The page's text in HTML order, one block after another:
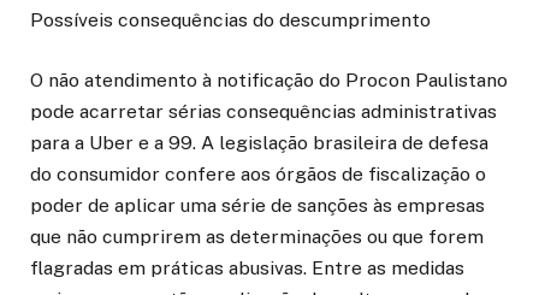
Possíveis consequências do descumprimento
O não atendimento à notificação do Procon Paulistano
pode acarretar sérias consequências administrativas
para a Uber e a 99. A legislação brasileira de defesa
do consumidor confere aos órgãos de fiscalização o
poder de aplicar uma série de sanções às empresas
que não cumprirem as determinações ou que forem
flagradas em práticas abusivas. Entre as medidas